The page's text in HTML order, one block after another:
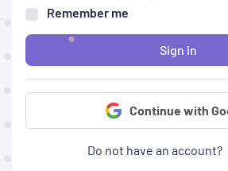
Remember me
Sign in
Continue with
Do not have an account?